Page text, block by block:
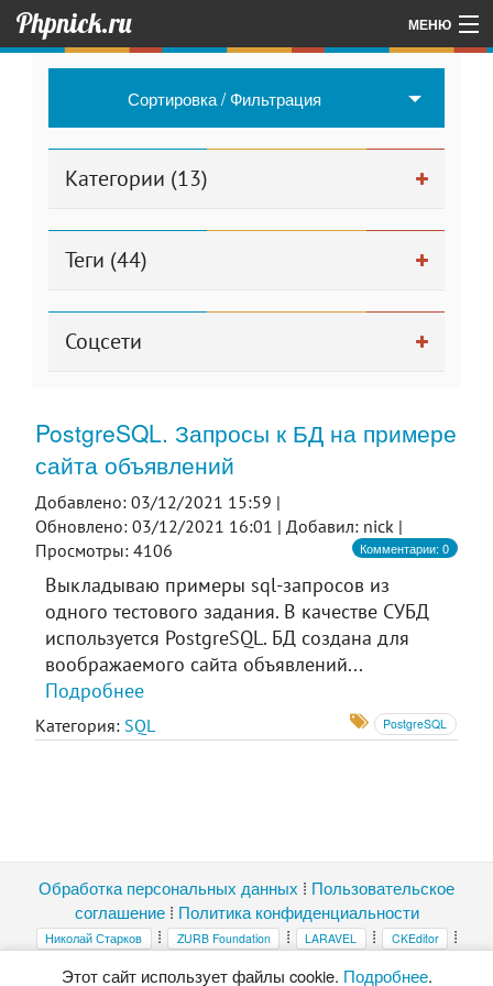
Phpnick.ru МЕНЮ
Главная
Сортировка / Фильтрация
Категории (13)
Теги (44)
Соцсети
PostgreSQL. Запросы к БД на примере
сайта объявлений
Добавлено: 03/12/2021 15:59 |
Обновлено: 03/12/2021 16:01 | Добавил: nick |
Просмотры: 4106
Комментарии: 0
Выкладываю примеры sql-запросов из
одного тестового задания. В качестве СУБД
используется PostgreSQL. БД создана для
воображаемого сайта объявлений...
Подробнее
Категория: SQL PostgreSQL
Обработка персональных данных ⁞ Пользовательское
соглашение⁞ Политика конфиденциальности
Николай Старков ⁞ ZURB Foundation ⁞ LARAVEL ⁞ CKEditor ⁞
⁞ Magnific Popup
Этот сайт использует файлы cookie. Подробнее.